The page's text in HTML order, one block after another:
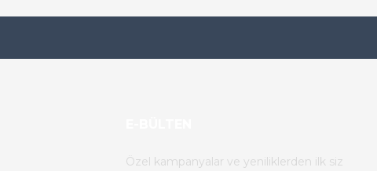
Özel kampanyalar ve yeniliklerden ilk siz